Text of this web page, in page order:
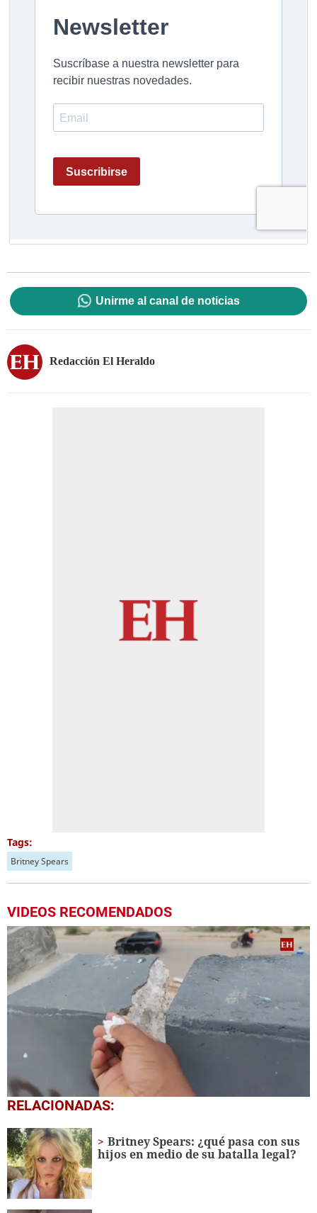
Unirme al canal de noticias
Redacción El Heraldo
Tags:
Britney Spears
VIDEOS RECOMENDADOS
0
seconds
1
minute,
28
seconds
RELACIONADAS:
Britney Spears: ¿qué pasa con sus
hijos en medio de su batalla legal?